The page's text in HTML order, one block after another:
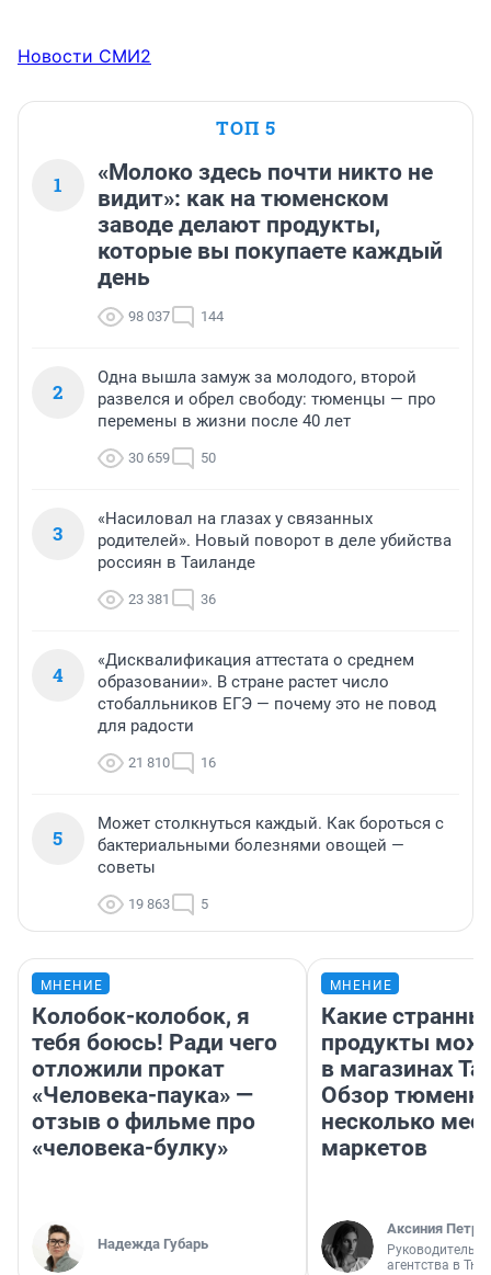
Новости СМИ2
ТОП 5
1
«Молоко здесь почти никто не
видит»: как на тюменском
заводе делают продукты,
которые вы покупаете каждый
день
98 037 144
2
Одна вышла замуж за молодого, второй
развелся и обрел свободу: тюменцы — про
перемены в жизни после 40 лет
30 659 50
3
«Насиловал на глазах у связанных
родителей». Новый поворот в деле убийства
россиян в Таиланде
23 381 36
4
«Дисквалификация аттестата о среднем
образовании». В стране растет число
стобалльников ЕГЭ — почему это не повод
для радости
21 810 16
5
Может столкнуться каждый. Как бороться с
бактериальными болезнями овощей —
советы
19 863 5
МНЕНИЕ
Колобок-колобок, я
тебя боюсь! Ради чего
отложили прокат
«Человека-паука» —
отзыв о фильме про
«человека-булку»
Надежда Губарь
МНЕНИЕ
Какие
продукты
в магазинах
Обзор
несколько
маркетов
Аксиния
Руководитель
агентства в